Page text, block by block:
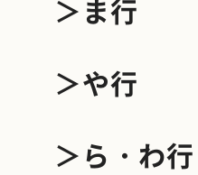
＞ま行
＞や行
＞ら・わ行